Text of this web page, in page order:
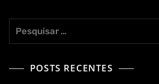
Pesquisar
POSTS RECENTES